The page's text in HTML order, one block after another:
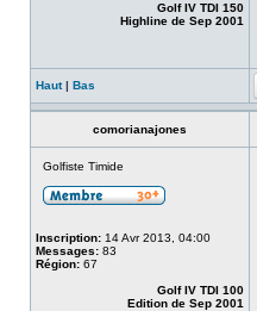
Golf IV TDI 150
Highline de Sep 2001
Haut| Bas
comorianajones
Golfiste Timide
Inscription: 14 Avr 2013, 04:00
Messages: 83
Région: 67
Golf IV TDI 100
Edition de Sep 2001